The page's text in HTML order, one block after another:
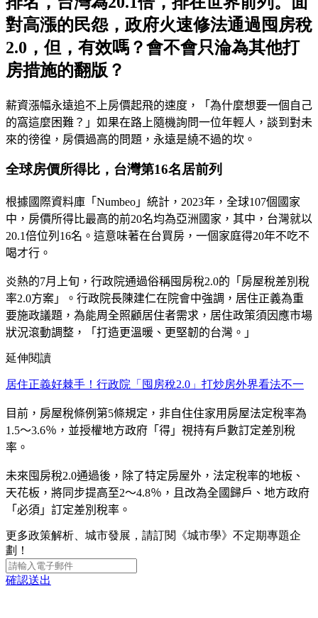
對高漲的民怨，政府火速修法通過囤房稅
2.0，但，有效嗎？會不會只淪為其他打
房措施的翻版？
薪資漲幅永遠追不上房價起飛的速度，「為什麼想要一個自己
的窩這麼困難？」如果在路上隨機詢問一位年輕人，談到對未
來的徬徨，房價過高的問題，永遠是繞不過的坎。
全球房價所得比，台灣第16名居前列
根據國際資料庫「 Numbeo 」統計， 2023年，全球107個國家
中，房價所得比最高的前20名均為亞洲國家，其中，台灣就以
20.1倍位列 16名。這意味著在台買房，一個家庭得20年不吃不
喝才行。
炎熱的7月上旬，行政院通過俗稱囤房稅2.0的「房屋稅差別稅
率2.0方案」。行政院長陳建仁在院會中強調，居住正義為重
要施政議題，為能周全照顧居住者需求，居住政策須因應市場
狀況滾動調整，「打造更溫暖、更堅韌的台灣。」
延伸閱讀
居住正義好棘手！行政院「囤房稅2.0」打炒房外界看法不一
目前，房屋稅條例第5條規定，非自住住家用房屋法定稅率為
1.5～3.6％，並授權地方政府「得」視持有戶數訂定差別稅
率。
未來囤房稅2.0通過後，除了特定房屋外，法定稅率的地板、
天花板，將同步提高至2～4.8％，且改為全國歸戶、地方政府
「必須」訂定差別稅率。
更多政策解析、城市發展，請訂閱《城市學》不定期專題企
劃！
確認送出